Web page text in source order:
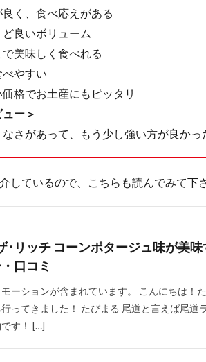
良く、食べ応えがある
ど良いボリューム
で美味しく食べれる
べやすい
価格でお土産にもピッタリ
ー＞
なさがあって、もう少し強い方が良かっ
しているので、こちらも読んでみて下
･リッチ コーンポタージュ味が美
口コミ
ーションが含まれています。 こんにちは！
ってきました！ たびまる 尾道と言えば尾道
す！ […]